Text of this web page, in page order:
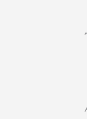
Hit enter
„